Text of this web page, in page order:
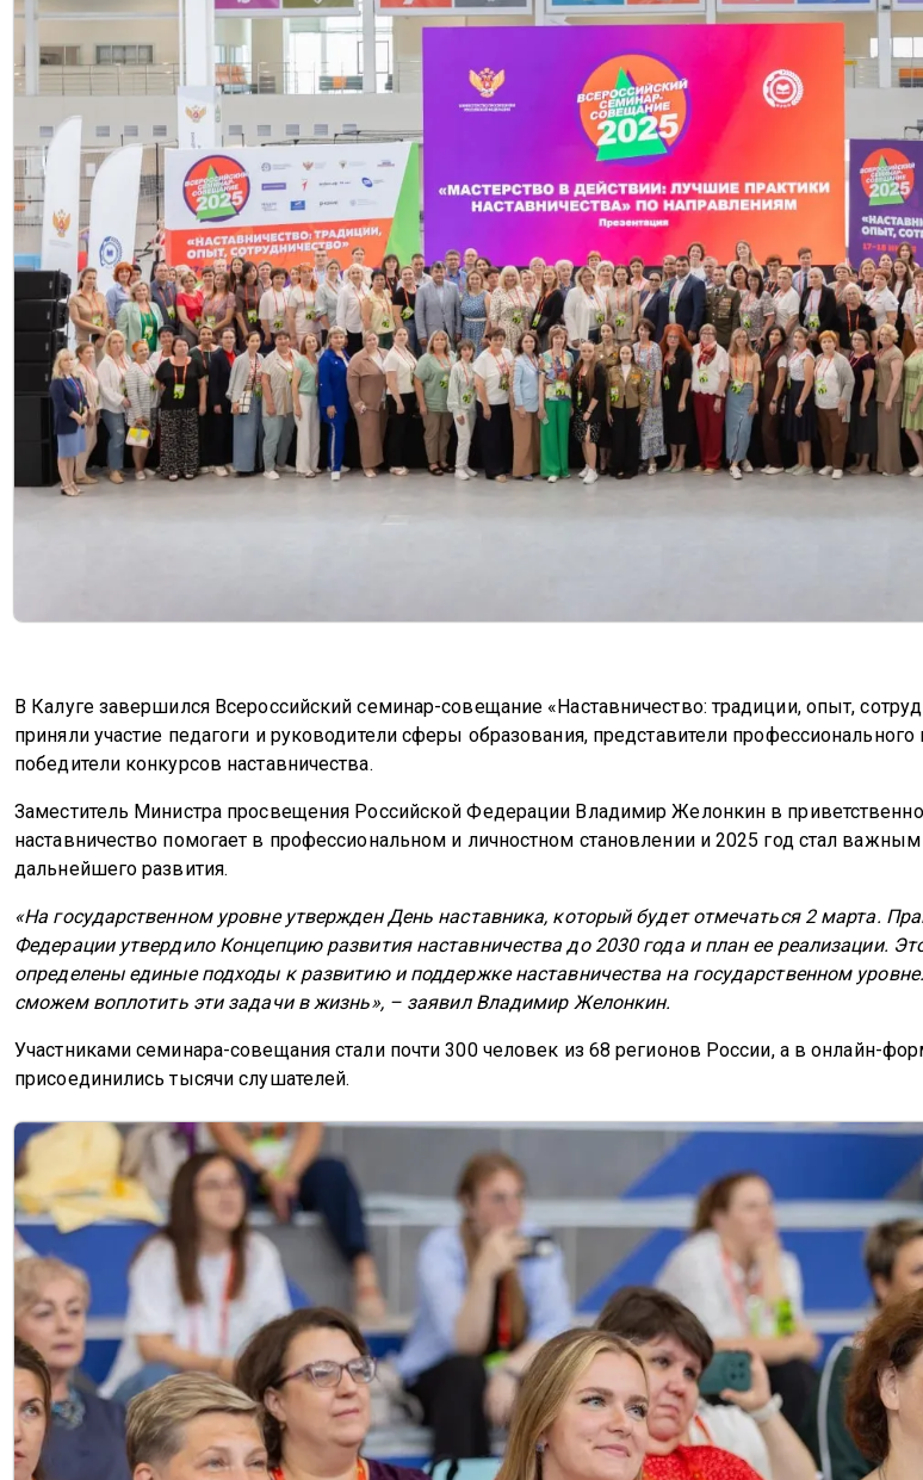
В Калуге завершился Всероссийский семинар-совещание «Наставничество: традиции, опыт,
приняли участие педагоги и руководители сферы образования, представители
победители конкурсов наставничества.
Заместитель Министра просвещения Российской Федерации Владимир Желонкин в
наставничество помогает в профессиональном и личностном становлении и 2025 год стал
дальнейшего развития.
«На государственном уровне утвержден День наставника, который будет отмечаться 2 марта.
Федерации утвердило Концепцию развития наставничества до 2030 года и план ее реализации.
определены единые подходы к развитию и поддержке наставничества на государственном
сможем воплотить эти задачи в жизнь», – заявил Владимир Желонкин.
Участниками семинара-совещания стали почти 300 человек из 68 регионов России, а в онлайн-
присоединились тысячи слушателей.
Изображение